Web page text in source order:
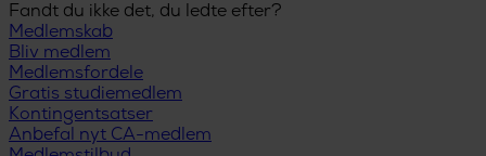
Fandt du ikke det, du ledte efter?
Medlemskab
Bliv medlem
Medlemsfordele
Gratis studiemedlem
Kontingentsatser
Anbefal nyt CA-medlem